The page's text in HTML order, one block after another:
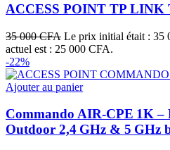
ACCESS POINT TP LINK
35 000CFA Le prix initial était : 35
actuel est : 25 000 CFA.
-22%
Ajouter au panier
Commando AIR‑CPE 1K –
Outdoor 2,4 GHz & 5 GHz